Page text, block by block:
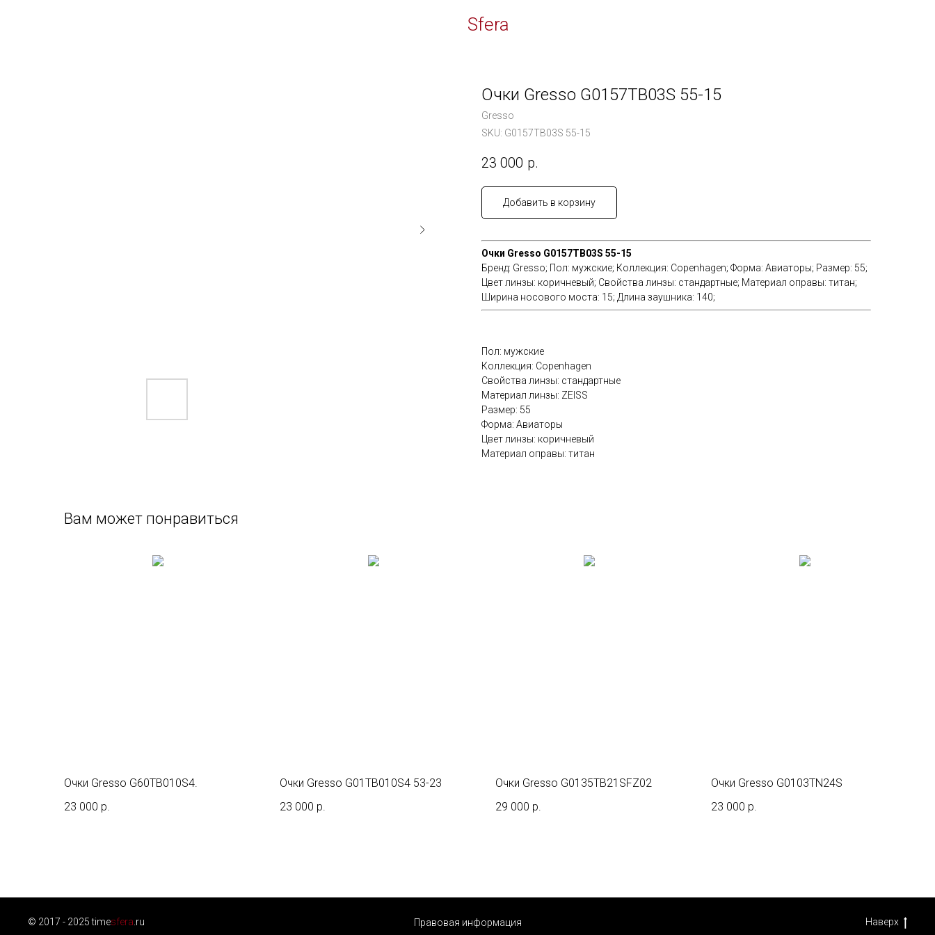
Sfera
Очки Gresso G0157TB03S 55-15
Gresso
SKU: G0157TB03S 55-15
23 000 р.
Добавить в корзину
Очки Gresso G0157TB03S 55-15
Бренд: Gresso; Пол: мужские; Коллекция: Copenhagen; Форма: Авиаторы; Размер: 55;
Цвет линзы: коричневый; Cвойства линзы: стандартные; Материал оправы: титан;
Ширина носового моста: 15; Длина заушника: 140;
Пол: мужские
Коллекция: Copenhagen
Cвойства линзы: стандартные
Материал линзы: ZEISS
Размер: 55
Форма: Авиаторы
Цвет линзы: коричневый
Материал оправы: титан
Вам может понравиться
Очки Gresso G60TB010S4.
23 000 р.
Очки Gresso G01TB010S4 53-23
23 000 р.
Очки Gresso G0135TB21SFZ02
29 000 р.
Очки Gresso G0103TN24S
23 000 р.
© 2017 - 2025 timesfera .ru Правовая информация Наверх